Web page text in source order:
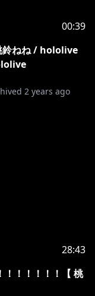
00:39
鈴ねね / hololive
2 years ago
28:43
！！！！！！【 桃